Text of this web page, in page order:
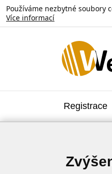
Používáme nezbytné soubory
Více informací
Registrace